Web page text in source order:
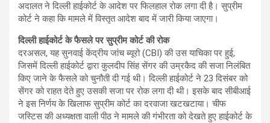
अदालत ने दिल्ली हाईकोर्ट के आदेश पर फिलहाल रोक लगा दी है। सुप्रीम
कोर्ट ने कहा कि मामले में विस्तृत आदेश बाद में जारी किया जाएगा।
दिल्ली हाईकोर्ट के फैसले पर सुप्रीम कोर्ट की रोक
दरअसल, यह सुनवाई केंद्रीय जांच ब्यूरो (CBI) की उस याचिका पर हुई,
जिसमें दिल्ली हाईकोर्ट द्वारा कुलदीप सिंह सेंगर की उम्रकैद की सजा निलंबित
किए जाने के फैसले को चुनौती दी गई थी। दिल्ली हाईकोर्ट ने 23 दिसंबर को
सेंगर को राहत देते हुए उसकी सजा पर रोक लगा दी थी। इसके बाद सीबीआई
ने इस निर्णय के खिलाफ सुप्रीम कोर्ट का दरवाजा खटखटाया। चीफ
जस्टिस की अध्यक्षता वाली पीठ ने मामले की गंभीरता को देखते हुए हाईकोर्ट के